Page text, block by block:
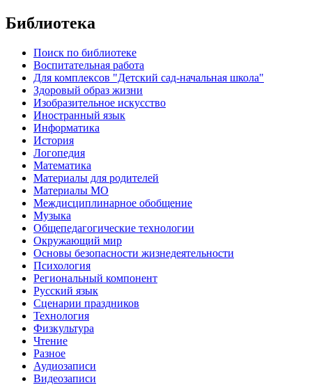
Библиотека
Поиск по библиотеке
Воспитательная работа
Для комплексов "Детский сад-начальная школа"
Здоровый образ жизни
Изобразительное искусство
Иностранный язык
Информатика
История
Логопедия
Математика
Материалы для родителей
Материалы МО
Междисциплинарное обобщение
Музыка
Общепедагогические технологии
Окружающий мир
Основы безопасности жизнедеятельности
Психология
Региональный компонент
Русский язык
Сценарии праздников
Технология
Физкультура
Чтение
Разное
Аудиозаписи
Видеозаписи